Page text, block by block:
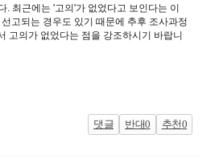
추천0
반대0
댓글
. 최근에는 '고의'가 없었다고 보인다는 이
고되는 경우도 있기 때문에 추후 조사과정
고의가 없었다는 점을 강조하시기 바랍니